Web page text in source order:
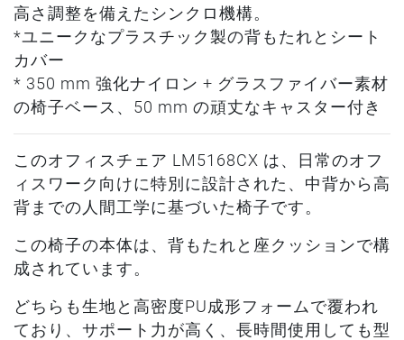
高さ調整を備えたシンクロ機構。
*ユニークなプラスチック製の背もたれとシート
カバー
* 350 mm 強化ナイロン + グラスファイバー素材
の椅子ベース、50 mm の頑丈なキャスター付き
このオフィスチェア LM5168CX は、日常のオフ
ィスワーク向けに特別に設計された、中背から高
背までの人間工学に基づいた椅子です。
この椅子の本体は、背もたれと座クッションで構
成されています。
どちらも生地と高密度PU成形フォームで覆われ
ており、サポート力が高く、長時間使用しても型